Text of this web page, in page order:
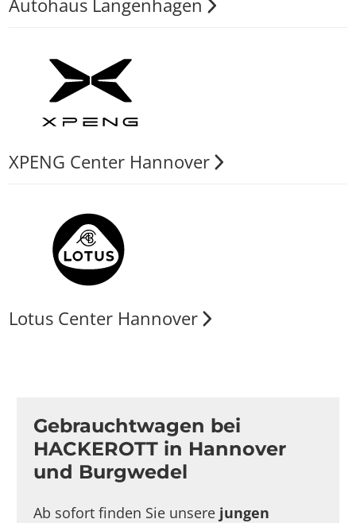
Autohaus Langenhagen
XPENG Center Hannover
Lotus Center Hannover
Gebrauchtwagen bei
HACKEROTT in Hannover
und Burgwedel
Ab sofort finden Sie unsere jungen